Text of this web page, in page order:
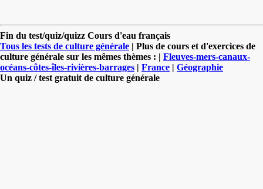
Fin du test/quiz/quizz Cours d'eau français
Tous les tests de culture générale | Plus de cours et d'exercices de
culture générale sur les mêmes thèmes : | Fleuves-mers-canaux-
océans-côtes-îles-rivières-barrages | France | Géographie
Un quiz / test gratuit de culture générale